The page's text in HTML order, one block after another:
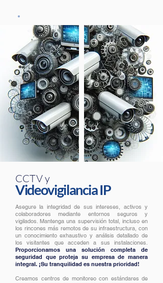
Videovigilancia IP
CCTV y
Asegure la integridad de sus intereses, activos y
colaboradores mediante entornos seguros y
vigilados. Mantenga una supervisión total, incluso en
los rincones más remotos de su infraestructura, con
un conocimiento exhaustivo y análisis detallado de
los visitantes que acceden a sus instalaciones.
Proporcionamos una solución completa de
seguridad que proteja su empresa de manera
integral. ¡Su tranquilidad es nuestra prioridad!
Creamos centros de monitoreo con estándares de